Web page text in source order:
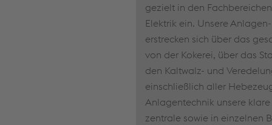
gezielt in den
Elektrik ein. Unsere
erstrecken sich über das
von der Kokerei, über das
den Kaltwalz- und
einschließlich aller
Anlagentechnik unsere
zentrale sowie in einzelnen